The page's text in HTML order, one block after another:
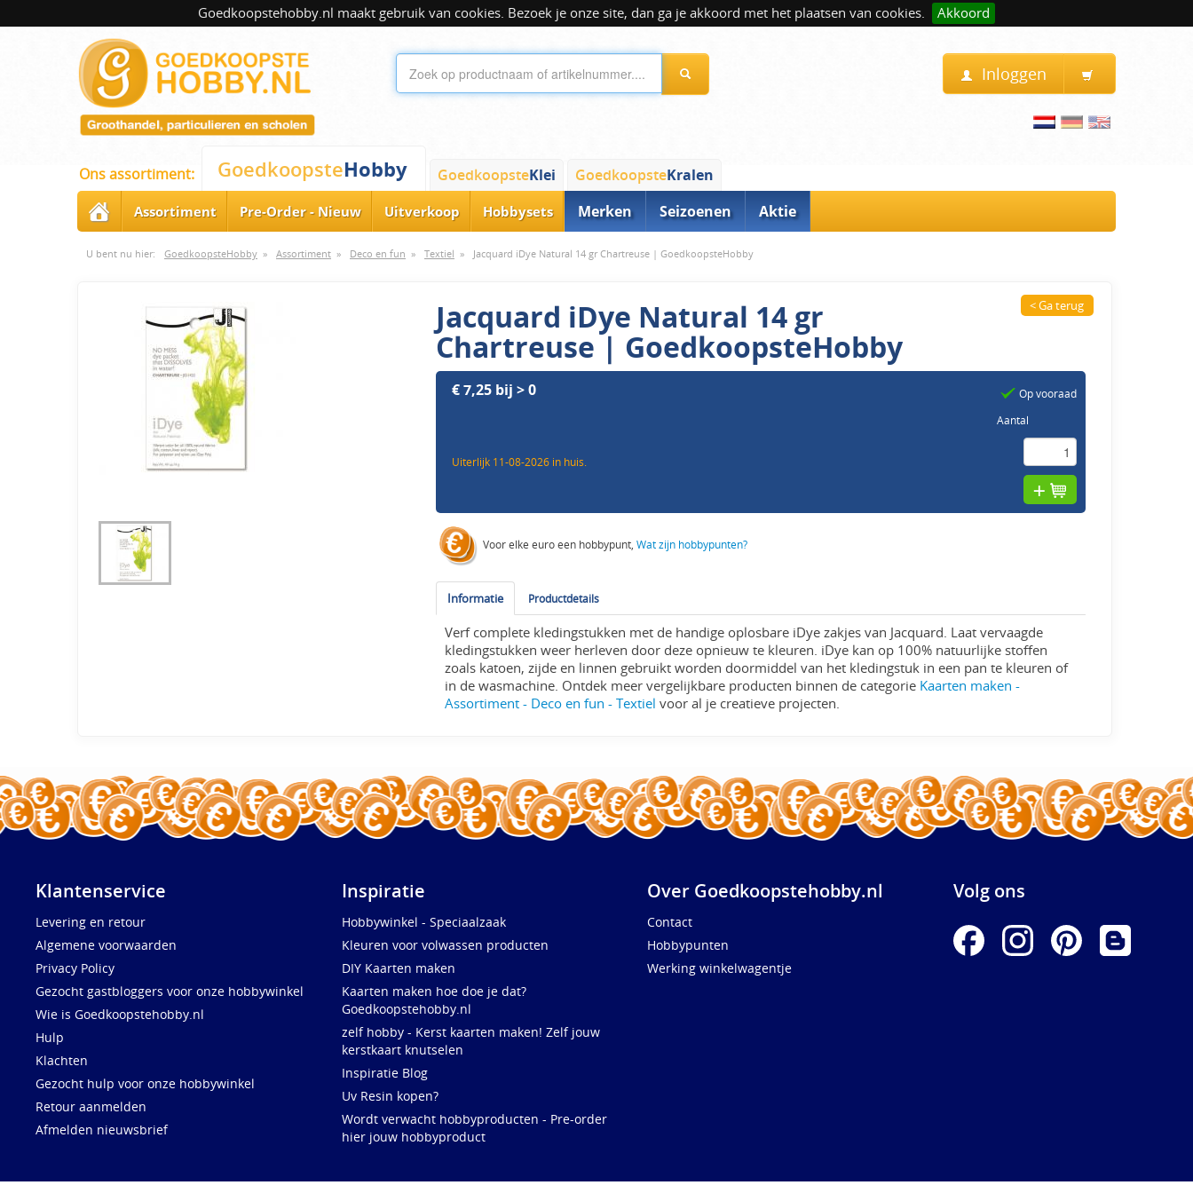
Goedkoopstehobby.nl maakt gebruik van cookies. Bezoek je onze site, dan ga je akkoord met het plaatsen van cookies. Akkoord
Inloggen
Ons assortiment: GoedkoopsteHobby GoedkoopsteKlei GoedkoopsteKralen
Assortiment Pre-Order - Nieuw Uitverkoop Hobbysets Merken Seizoenen Aktie
U bent nu hier: GoedkoopsteHobby » Assortiment » Deco en fun » Textiel » Jacquard iDye Natural 14 gr Chartreuse | GoedkoopsteHobby
Jacquard iDye Natural 14 gr
Chartreuse | GoedkoopsteHobby
< Ga terug
€ 7,25 bij > 0
Uiterlijk 11-08-2026 in huis.
Op vooraad
Aantal
Voor elke euro een hobbypunt,Wat zijn hobbypunten?
Informatie Productdetails
Verf complete kledingstukken met de handige oplosbare iDye zakjes van Jacquard. Laat vervaagde
kledingstukken weer herleven door deze opnieuw te kleuren. iDye kan op 100% natuurlijke stoffen
zoals katoen, zijde en linnen gebruikt worden doormiddel van het kledingstuk in een pan te kleuren of
in de wasmachine. Ontdek meer vergelijkbare producten binnen de categorie Kaarten maken -
Assortiment - Deco en fun - Textiel voor al je creatieve projecten.
Klantenservice
Levering en retour
Algemene voorwaarden
Privacy Policy
Gezocht gastbloggers voor onze hobbywinkel
Wie is Goedkoopstehobby.nl
Hulp
Klachten
Gezocht hulp voor onze hobbywinkel
Retour aanmelden
Afmelden nieuwsbrief
Inspiratie
Hobbywinkel - Speciaalzaak
Kleuren voor volwassen producten
DIY Kaarten maken
Kaarten maken hoe doe je dat?
Goedkoopstehobby.nl
zelf hobby - Kerst kaarten maken! Zelf jouw
kerstkaart knutselen
Inspiratie Blog
Uv Resin kopen?
Wordt verwacht hobbyproducten - Pre-order
hier jouw hobbyproduct
Over Goedkoopstehobby.nl
Contact
Hobbypunten
Werking winkelwagentje
Volg ons